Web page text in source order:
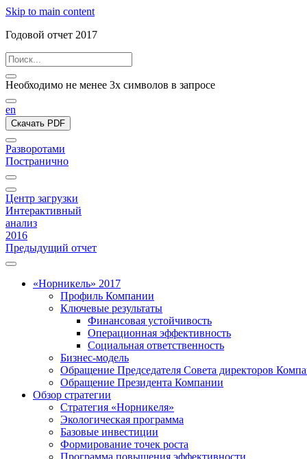
Skip to main content
Годовой отчет 2017
Необходимо не менее 3х символов в запросе
en
Скачать PDF
Разворотами
Постранично
Центр загрузки
Интерактивный
анализ
2016
Предыдущий отчет
«Норникель» 2017
Профиль Компании
Ключевые результаты
Финансовая устойчивость
Операционная эффективность
Социальная ответственность
Бизнес-модель
Обращение Председателя Совета директоров
Обращение Президента Компании
Обзор стратегии
Стратегия «Норникеля»
Экологическая программа
Базовые инвестиции
Формирование точек роста
Программа повышения эффективности